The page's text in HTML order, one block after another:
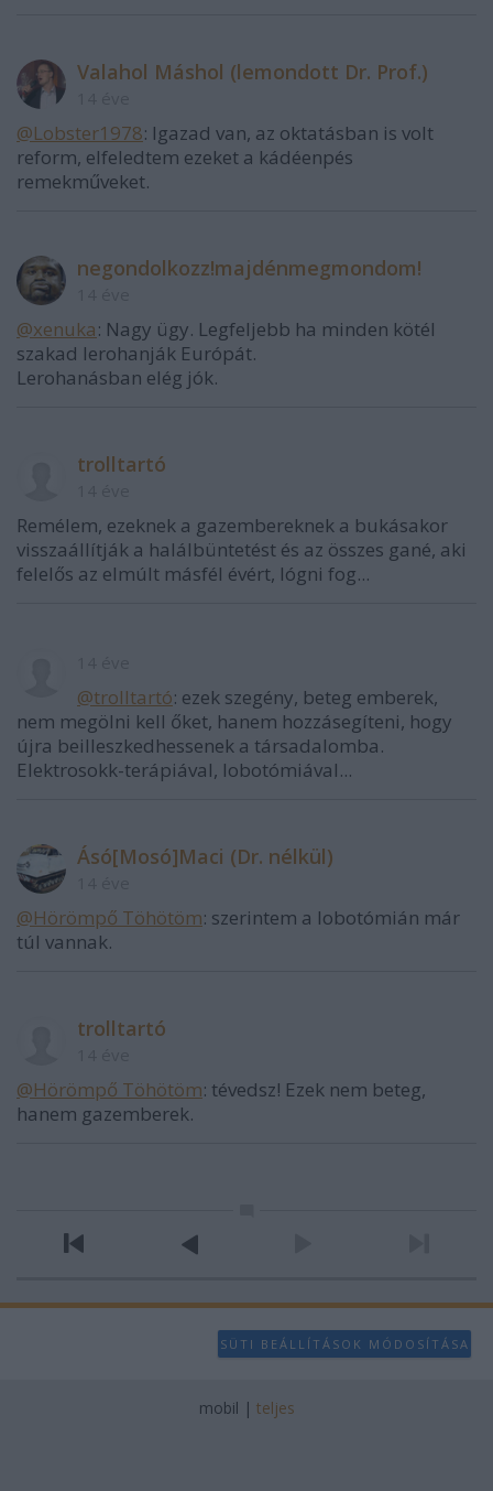
Valahol Máshol (lemondott Dr. Prof.)
@Lobster1978: Igazad van, az oktatásban is volt
reform, elfeledtem ezeket a kádéenpés
remekműveket.
negondolkozz!majdénmegmondom!
@xenuka: Nagy ügy. Legfeljebb ha minden kötél
szakad lerohanják Európát.
Lerohanásban elég jók.
trolltartó
Remélem, ezeknek a gazembereknek a bukásakor
visszaállítják a halálbüntetést és az összes gané, aki
felelős az elmúlt másfél évért, lógni fog...
@trolltartó: ezek szegény, beteg emberek,
nem megölni kell őket, hanem hozzásegíteni, hogy
újra beilleszkedhessenek a társadalomba.
Elektrosokk-terápiával, lobotómiával...
Ásó[Mosó]Maci (Dr. nélkül)
@Hörömpő Töhötöm: szerintem a lobotómián már
túl vannak.
trolltartó
@Hörömpő Töhötöm: tévedsz! Ezek nem beteg,
hanem gazemberek.
SÜTI BEÁLLÍTÁSOK MÓDOSÍTÁSA
mobil | teljes